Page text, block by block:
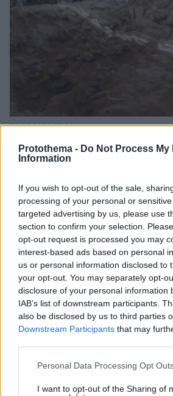
Protothema - Do Not Process My
Information
If you wish to opt-out of the sale,
processing of your personal or
targeted advertising by us, please use
section to confirm your selection.
opt-out request is processed you may
interest-based ads based on personal
us or personal information disclosed to
your opt-out. You may separately opt-
disclosure of your personal information
IAB’s list of downstream participants.
also be disclosed by us to third parties
Downstream Participants that may
Please note that this website/app uses
not limited to your visit or usage
Personal Data Processing Opt
I want to opt-out of the Sharing of
Μυστήριο 3.500 ετών στη
που δεν πρόλαβε να ξεφύγει
08.08.2026, 18:08